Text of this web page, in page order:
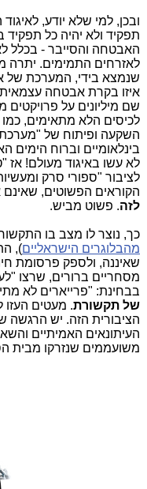
ובכן, למי שלא יודע,
תפקיד ולא יהיה כל
האבטחה והסייבר - בכלל
לאזרחים התמימים. יתרה
שנמצא בידי, המערכת של
איזו בקרת אבטחה
שם מיליונים על פרויקטים
לכיסים הלא מתאימים,
השקעה ופיתוח של
בינלאומיים וברוח הימים
לא עשו באיגוד מעולם! אז
לציבור "ספורי סרק
הקוראים הפשוטים,
לזה. פשוט מביש.
כך, נוצר לו מצב בו
מהבלוגרים הישראליים),
שאיננה, ולספק פרסומת
מסחריים ברורים, שרצו
בבחינת: "פרייארים לא
של תקשורת. מעטים העזו
הציבורית הזה. יש הרגשה
העיתונאים האמיתיים
משועממים שנזרקו מבית